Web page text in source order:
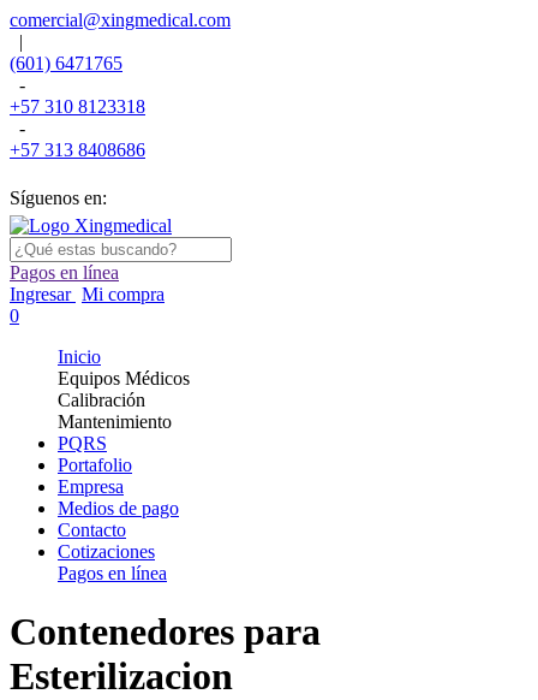
comercial@xingmedical.com
|
(601) 6471765
-
+57 310 8123318
-
+57 313 8408686
Síguenos en:
Pagos en línea
Ingresar Mi compra
0
Inicio
Equipos Médicos
Calibración
Mantenimiento
PQRS
Portafolio
Empresa
Medios de pago
Contacto
Cotizaciones
Pagos en línea
Contenedores para
Esterilizacion